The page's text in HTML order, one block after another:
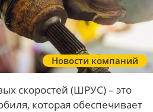
Новости компаний
скоростей (ШРУС) – это
которая обеспечивает